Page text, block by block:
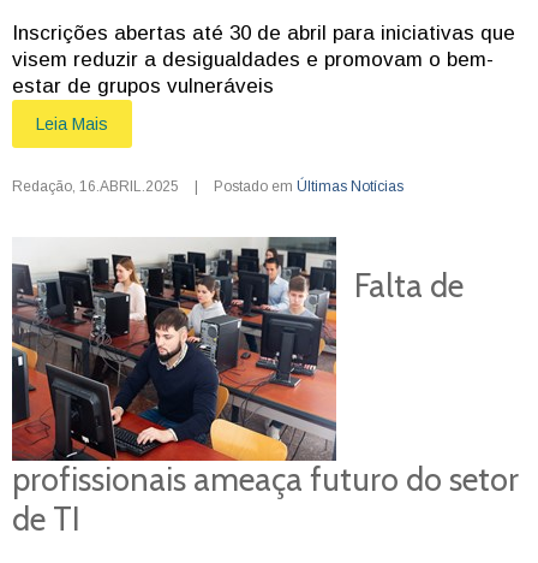
Inscrições abertas até 30 de abril para iniciativas que
visem reduzir a desigualdades e promovam o bem-
estar de grupos vulneráveis
Leia Mais
Redação 16.ABRIL.2025 | Postado em Últimas Notícias
Falta de
profissionais ameaça futuro do setor
de TI